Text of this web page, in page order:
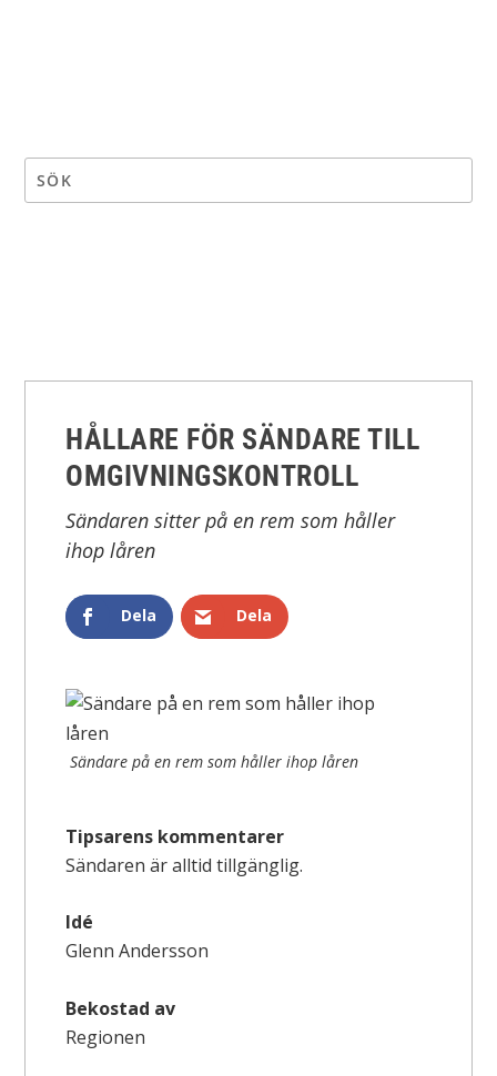
HÅLLARE FÖR SÄNDARE TILL
OMGIVNINGSKONTROLL
Sändaren sitter på en rem som håller
ihop låren
Dela Dela
Sändare på en rem som håller ihop låren
Tipsarens kommentarer
Sändaren är alltid tillgänglig.
Idé
Glenn Andersson
Bekostad av
Regionen